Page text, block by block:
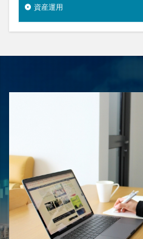
資産運用